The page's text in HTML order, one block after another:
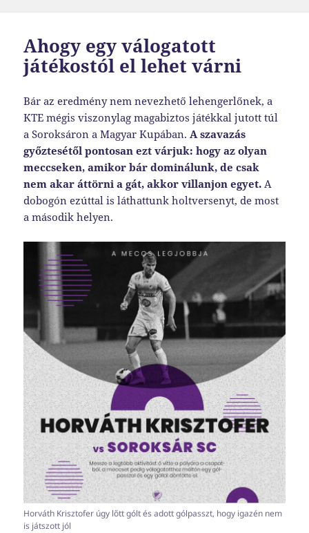
Ahogy egy válogatott
játékostól el lehet várni
Bár az eredmény nem nevezhető lehengerlőnek, a
KTE mégis viszonylag magabiztos játékkal jutott túl
a Soroksáron a Magyar Kupában.A szavazás
győztesétől pontosan ezt várjuk: hogy az olyan
meccseken, amikor bár dominálunk, de csak
nem akar áttörni a gát, akkor villanjon egyet. A
dobogón ezúttal is láthattunk holtversenyt, de most
a második helyen.
Horváth Krisztofer úgy lőtt gólt és adott gólpasszt, hogy igazén nem
is játszott jól